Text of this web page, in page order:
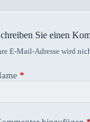
Sie einen
E-Mail-Adresse wird
*